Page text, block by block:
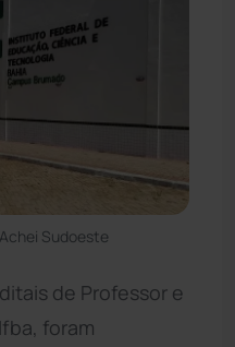
Sudoeste
de Professor e
foram